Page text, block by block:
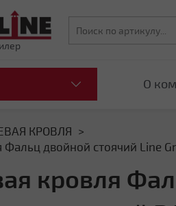
О
КРОВЛЯ
двойной стоячий Line
кровля